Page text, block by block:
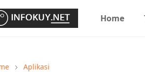
Home
Aplikasi